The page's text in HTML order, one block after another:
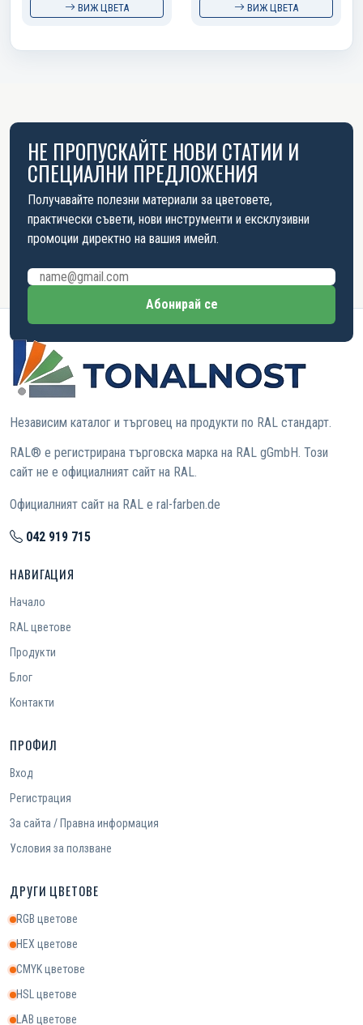
ВИЖ ЦВЕТА ВИЖ ЦВЕТА
НЕ ПРОПУСКАЙТЕ НОВИ СТАТИИ И
СПЕЦИАЛНИ ПРЕДЛОЖЕНИЯ
Получавайте полезни материали за цветовете,
практически съвети, нови инструменти и ексклузивни
промоции директно на вашия имейл.
Имейл адрес
Абонирай се
Независим каталог и търговец на продукти по RAL стандарт.
RAL® е регистрирана търговска марка на RAL gGmbH. Този
сайт не е официалният сайт на RAL.
Официалният сайт на RAL е ral-farben.de
042 919 715
НАВИГАЦИЯ
Начало
RAL цветове
Продукти
Блог
Контакти
ПРОФИЛ
Вход
Регистрация
За сайта / Правна информация
Условия за ползване
ДРУГИ ЦВЕТОВЕ
RGB цветове
HEX цветове
CMYK цветове
HSL цветове
LAB цветове